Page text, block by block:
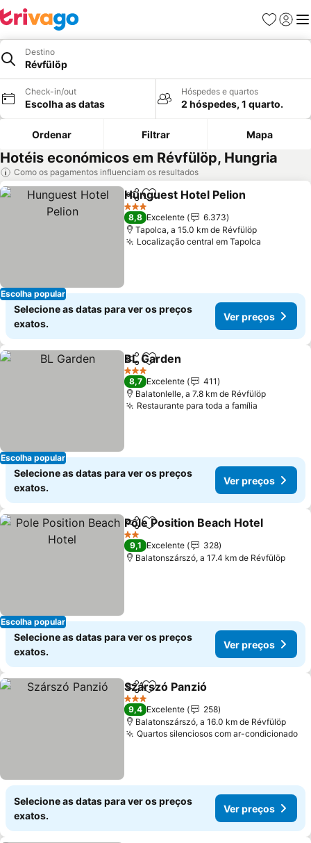
Favoritos
Iniciar
Destino
Révfülöp
Check-in/out
Escolha as datas
Hóspedes e quartos
2 hóspedes, 1 quarto.
Ordenar Filtrar Mapa
Hotéis económicos em Révfülöp, Hungria
Como os pagamentos influenciam os resultados
Escolha popular
PartilharAdicionar aos favoritos
Hunguest Hotel Pelion
3 Estrelas
8,8 Excelente
6.373
Tapolca, a 15.0 km de Révfülöp
Localização central em Tapolca
Selecione as datas para ver os preços
exatos.
Ver preços
Escolha popular
PartilharAdicionar aos favoritos
BL Garden
3 Estrelas
8,7 Excelente
411
Balatonlelle, a 7.8 km de Révfülöp
Restaurante para toda a família
Selecione as datas para ver os preços
exatos.
Ver preços
Escolha popular
PartilharAdicionar aos favoritos
Pole Position Beach Hotel
2 Estrelas
9,1 Excelente
328
Balatonszárszó, a 17.4 km de Révfülöp
Selecione as datas para ver os preços
exatos.
Ver preços
PartilharAdicionar aos favoritos
Szárszó Panzió
3 Estrelas
9,4 Excelente
258
Balatonszárszó, a 16.0 km de Révfülöp
Quartos silenciosos com ar-condicionado
Selecione as datas para ver os preços
exatos.
Ver preços